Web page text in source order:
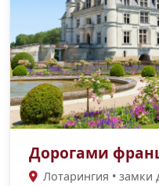
Дорогами
Лотарингия •